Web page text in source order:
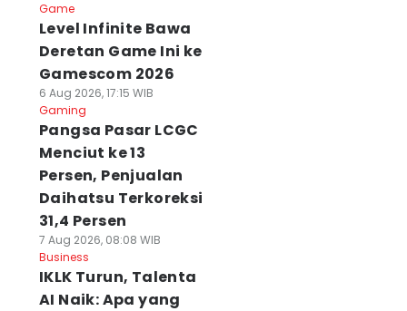
Game
Level Infinite Bawa
Deretan Game Ini ke
Gamescom 2026
6 Aug 2026, 17:15 WIB
Gaming
Pangsa Pasar LCGC
Menciut ke 13
Persen, Penjualan
Daihatsu Terkoreksi
31,4 Persen
7 Aug 2026, 08:08 WIB
Business
IKLK Turun, Talenta
AI Naik: Apa yang